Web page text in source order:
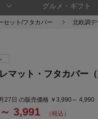
グルメ・ギフト
セット/フタカバー 北欧調デ
マット・フタカバー（
日 の販売価格 ￥3,990～ 4,990
3,991 （税込）